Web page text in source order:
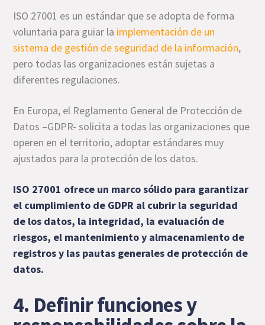
ISO 27001 es un estándar que se adopta de forma
voluntaria para guiar la implementación de un
sistema de gestión de seguridad de la información,
pero todas las organizaciones están sujetas a
diferentes regulaciones.
En Europa, el Reglamento General de Protección de
Datos –GDPR- solicita a todas las organizaciones que
operen en el territorio, adoptar estándares muy
ajustados para la protección de los datos.
ISO 27001 ofrece un marco sólido para garantizar
el cumplimiento de GDPR al cubrir la seguridad
de los datos, la integridad, la evaluación de
riesgos, el mantenimiento y almacenamiento de
registros y las pautas generales de protección de
datos.
4. Definir funciones y